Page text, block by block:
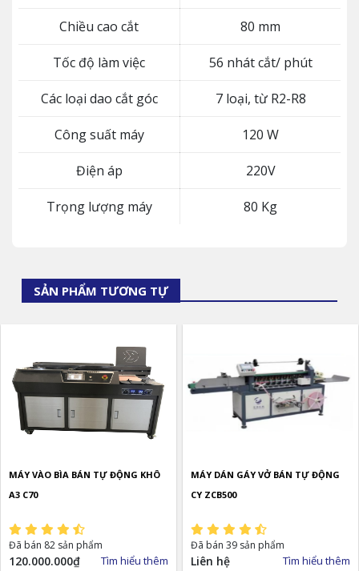
Chiều cao cắt 80 mm
Tốc độ làm việc 56 nhát cắt/ phút
Các loại dao cắt góc 7 loại, từ R2-R8
Công suất máy 120 W
Điện áp 220V
Trọng lượng máy 80 Kg
SẢN PHẨM TƯƠNG TỰ
MÁY VÀO BÌA BÁN TỰ ĐỘNG KHÔ
A3 C70
Đã bán 82 sản phẩm
120.000.000₫ Tìm hiểu thêm
MÁY DÁN GÁY VỞ BÁN TỰ ĐỘNG
CY ZCB500
Đã bán 39 sản phẩm
Liên hệ Tìm hiểu thêm